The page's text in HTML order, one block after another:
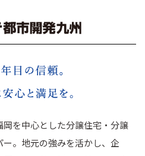
岡を中心とした分譲住宅・分譲
。地元の強みを活かし、企